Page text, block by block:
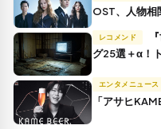
OST、人物相
レコメンド
グ25選＋α！
エンタメニュース
「アサヒ